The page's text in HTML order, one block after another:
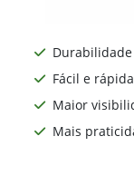
Fácil e
Maior
Mais